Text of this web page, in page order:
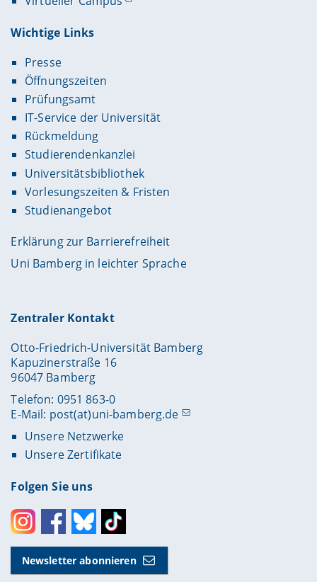
Wichtige Links
Presse
Öffnungszeiten
Prüfungsamt
IT-Service der Universität
Rückmeldung
Studierendenkanzlei
Universitätsbibliothek
Vorlesungszeiten & Fristen
Studienangebot
Erklärung zur Barrierefreiheit
Uni Bamberg in leichter Sprache
Zentraler Kontakt
Otto-Friedrich-Universität Bamberg
Kapuzinerstraße 16
96047 Bamberg
Telefon: 0951 863-0
E-Mail: post(at)uni-bamberg.de
Unsere Netzwerke
Unsere Zertifikate
Folgen Sie uns
InstagramFacebookBlueskyToktok
Newsletter abonnieren